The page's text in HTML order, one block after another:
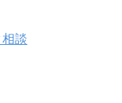
談